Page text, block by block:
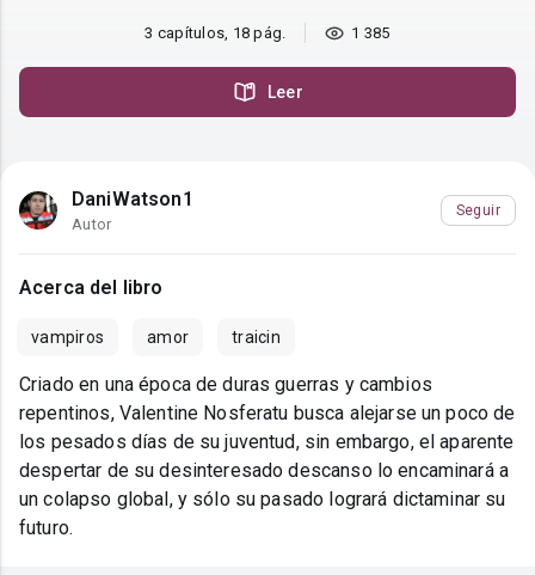
3 capítulos, 18 pág. 1 385
Leer
DaniWatson1
Autor
Seguir
Acerca del libro
vampiros amor traicin
Criado en una época de duras guerras y cambios
repentinos, Valentine Nosferatu busca alejarse un poco de
los pesados días de su juventud, sin embargo, el aparente
despertar de su desinteresado descanso lo encaminará a
un colapso global, y sólo su pasado logrará dictaminar su
futuro.